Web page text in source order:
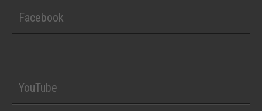
Facebook
YouTube